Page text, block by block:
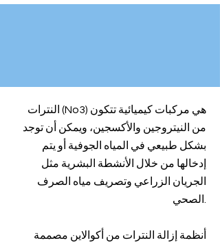
النترات (No3) هي مركبات كيميائية تتكون
من النيتروجين والأكسجين، ويمكن أن توجد
بشكل طبيعي في المياه الجوفية أو يتم
إدخالها من خلال الأنشطة البشرية مثل
الجريان الزراعي وتصريف مياه الصرف
أنظمة إزالة النترات من أكوالاين مصممة